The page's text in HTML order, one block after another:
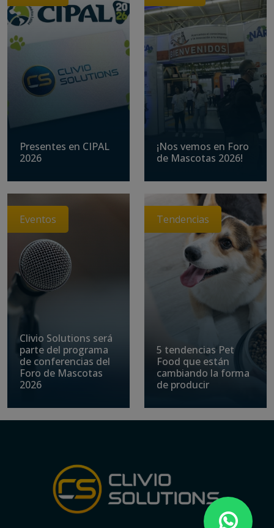
Presentes en CIPAL
2026
¡Nos vemos en Foro
de Mascotas 2026!
Eventos
Clivio Solutions será
parte del programa
de conferencias del
Foro de Mascotas
2026
Tendencias
5 tendencias Pet
Food que están
cambiando la forma
de producir